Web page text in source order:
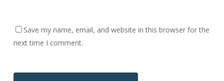
Save my name, email, and website in this browser for the
next time I comment.